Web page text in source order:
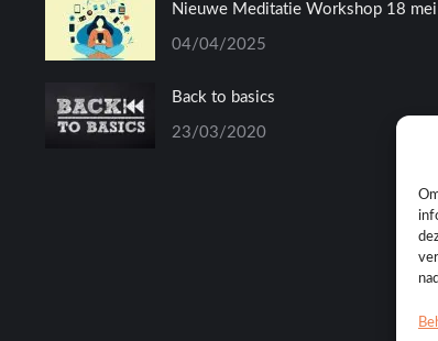
Nieuwe Meditatie Workshop 18 mei
04/04/2025
Back to basics
23/03/2020